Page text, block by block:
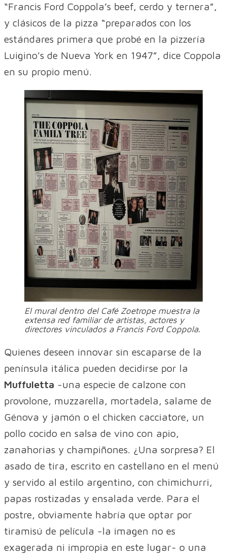
“Francis Ford Coppola’s beef, cerdo y ternera”,
y clásicos de la pizza “preparados con los
estándares primera que probé en la pizzería
Luigino's de Nueva York en 1947”, dice Coppola
en su propio menú.
El mural dentro del Café Zoetrope muestra la
extensa red familiar de artistas, actores y
directores vinculados a Francis Ford Coppola.
Quienes deseen innovar sin escaparse de la
península itálica pueden decidirse por la
Muffuletta -una especie de calzone con
provolone, muzzarella, mortadela, salame de
Génova y jamón o el chicken cacciatore, un
pollo cocido en salsa de vino con apio,
zanahorias y champiñones. ¿Una sorpresa? El
asado de tira, escrito en castellano en el menú
y servido al estilo argentino, con chimichurri,
papas rostizadas y ensalada verde. Para el
postre, obviamente habría que optar por
tiramisú de película -la imagen no es
exagerada ni impropia en este lugar- o una